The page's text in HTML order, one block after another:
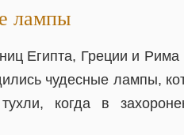
лампы
Египта, Греции и Рима
чудесные лампы,
когда в